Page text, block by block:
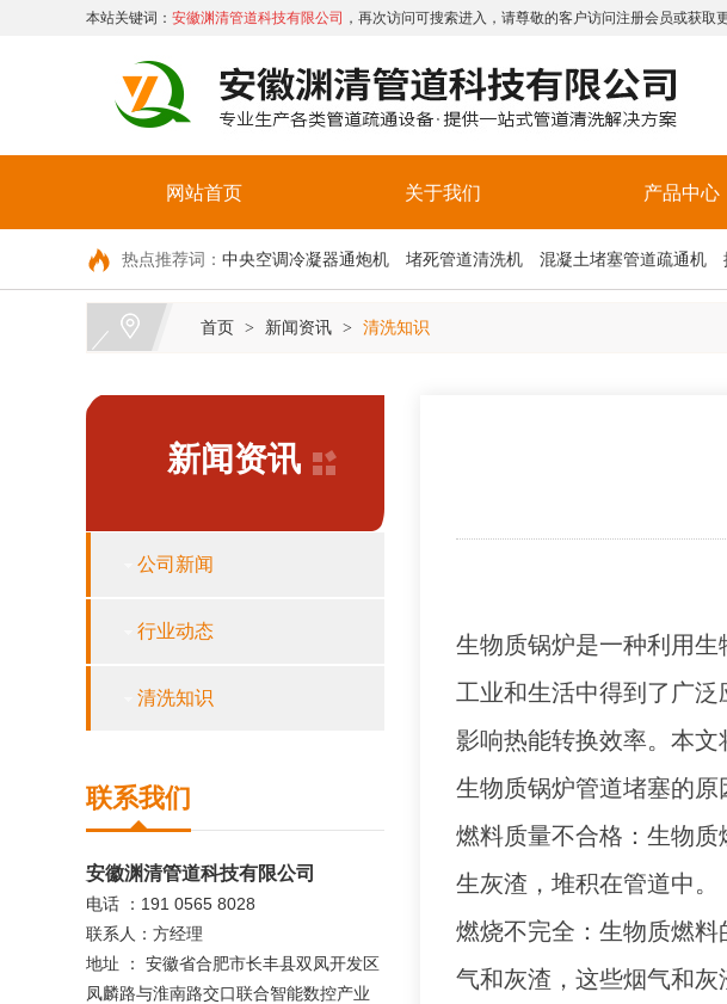
本站关键词： 安徽渊清管道科技有限公司 ，再次访问可搜索进入，请尊敬的客户访问注册会员或获取
网站首页 关于我们 产品中心
热点推荐词： 中央空调冷凝器通炮机 堵死管道清洗机 混凝土堵塞管道疏通机
首页 > 新闻资讯 > 清洗知识
新闻资讯
公司新闻
行业动态
清洗知识
联系我们
安徽渊清管道科技有限公司
电话 ：191 0565 8028
联系人：方经理
地址 ： 安徽省合肥市长丰县双凤开发区
凤麟路与淮南路交口联合智能数控产业
生物质锅炉是一种利用
工业和生活中得到了广
影响热能转换效率。本文
生物质锅炉管道堵塞的原
燃料质量不合格：生物
生灰渣，堆积在管道中。
燃烧不完全：生物质燃
气和灰渣，这些烟气和灰